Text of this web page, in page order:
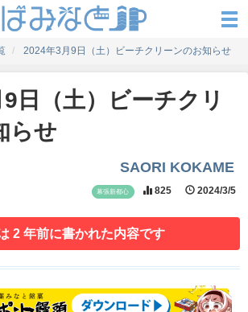
2024年3月9日（土）ビーチクリーンのお知らせ
日（土）ビーチクリ
らせ
SAORI KOKAME
幕張新都心 825 2024/3/5
2 年前に書かれた内容です